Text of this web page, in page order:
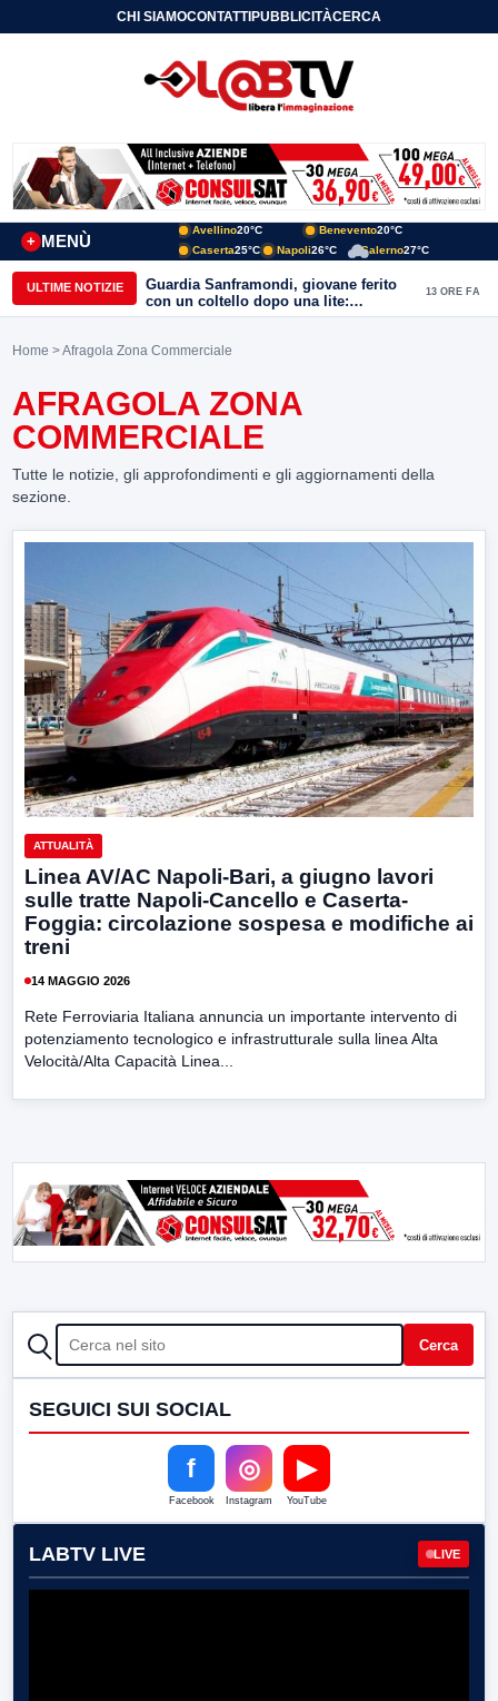
CHI SIAMOCONTATTIPUBBLICITÀCERCA
MENÙ
+
Avellino20°C Benevento20°C
Caserta25°C Napoli26°C Salerno27°C
ULTIME NOTIZIE
Voucher Cloud & Cybersecurity, dal 20
ottobre al via la precompilazione: fino
a 20mila euro a fondo perduto per
13 ORE FA
Home > Afragola Zona Commerciale
AFRAGOLA ZONA
COMMERCIALE
Tutte le notizie, gli approfondimenti e gli aggiornamenti della
sezione.
ATTUALITÀ
Linea AV/AC Napoli-Bari, a giugno lavori
sulle tratte Napoli-Cancello e Caserta-
Foggia: circolazione sospesa e modifiche ai
treni
14 MAGGIO 2026
Rete Ferroviaria Italiana annuncia un importante intervento di
potenziamento tecnologico e infrastrutturale sulla linea Alta
Velocità/Alta Capacità Linea...
CERCA Cerca
SEGUICI SUI SOCIAL
f
Facebook
◎
Instagram
▶
YouTube
LABTV LIVE LIVE